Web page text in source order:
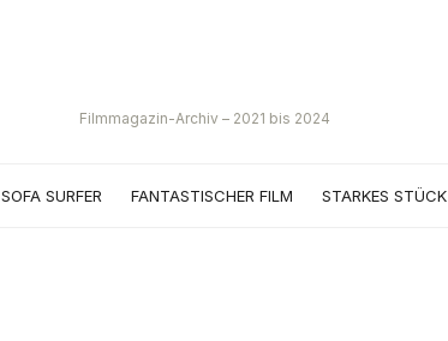
Filmmagazin-Archiv – 2021 bis 2024
SOFA SURFER FANTASTISCHER FILM STARKES STÜCK